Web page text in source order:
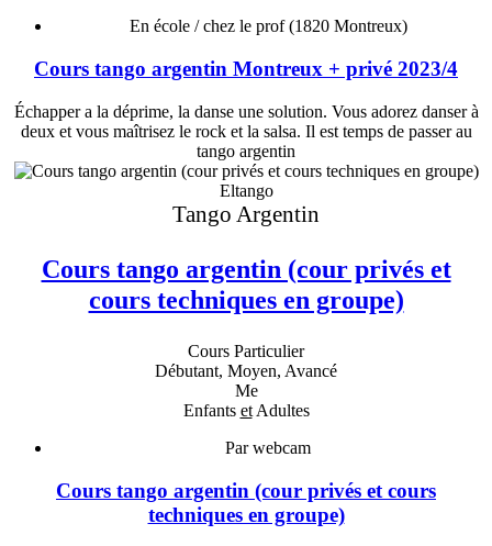
En école / chez le prof(1820 Montreux)
Cours tango argentin Montreux + privé 2023/4
Échapper a la déprime, la danse une solution. Vous adorez danser à
deux et vous maîtrisez le rock et la salsa. Il est temps de passer au
tango argentin
Eltango
Tango Argentin
Cours tango argentin (cour privés et
cours techniques en groupe)
Cours Particulier
Débutant, Moyen, Avancé
Me
Enfants etAdultes
Par webcam
Cours tango argentin (cour privés et cours
techniques en groupe)